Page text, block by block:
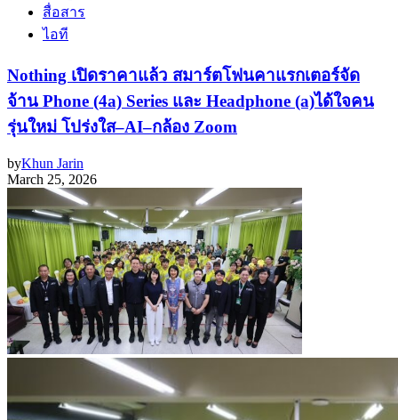
สื่อสาร
ไอที
Nothing เปิดราคาแล้ว สมาร์ตโฟนคาแรกเตอร์จัด
จ้าน Phone (4a) Series และ Headphone (a)ได้ใจคน
รุ่นใหม่ โปร่งใส–AI–กล้อง Zoom
byKhun Jarin
March 25, 2026